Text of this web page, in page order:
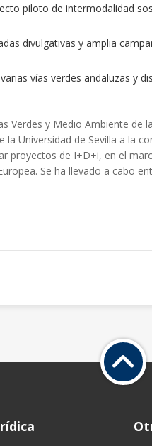
piloto de intermodalidad
divulgativas y amplia
vías verdes andaluzas y
Verdes y Medio Ambiente de
Universidad de Sevilla a la
proyectos de I+D+i, en el
Se ha llevado a cabo